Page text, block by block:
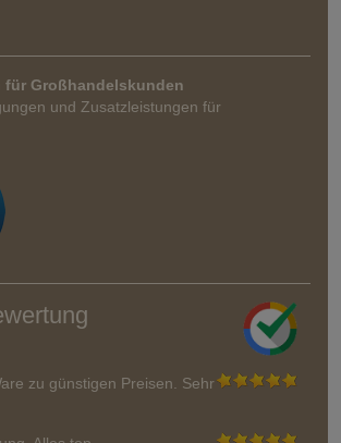
für Großhandelskunden
und Zusatzleistungen für
zu günstigen Preisen. Sehr